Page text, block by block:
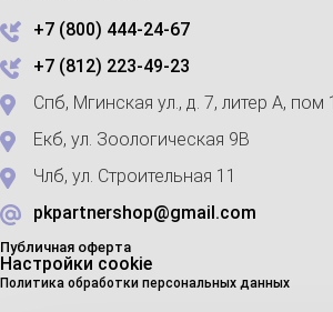
+7 (800) 444-24-67
+7 (812) 223-49-23
Спб, Мгинская ул., д. 7, литер А, пом
Екб, ул. Зоологическая 9В
Члб, ул. Строительная 11
pkpartnershop@gmail.com
Публичная оферта
Настройки cookie
Политика обработки персональных данных